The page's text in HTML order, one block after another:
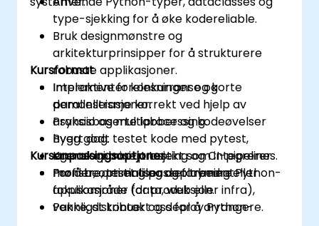
type-sjekking for å øke kodereliable.
Bruk designmønstre og
arkitekturprinsipper for å strukturere
robuste applikasjoner.
Implementer konkurranse og
parallelleisme korrekt ved hjelp av
asyncio og multiprocessing.
Bygg godt testet kode med pytest,
egenskapbasert testing og CI-pipelines.
Profiler, optimaliser og forbedre Python-
applikasjoner for produksjon.
Pakke, distribuer og deploy Python-
Kursformat
Interaktive forelesninger og korte
demonstrasjoner.
Praksisbaserte labber og kodeøvelser
hvert dag.
Kronologi mini-prosjekt som integrerer
mønstre, testing og deployment.
Kursanpassingsoptjoner
For å be om et tilpasset trening eller
fokusområde (data, web eller infra),
vennligst kontakt oss for å arrangere.